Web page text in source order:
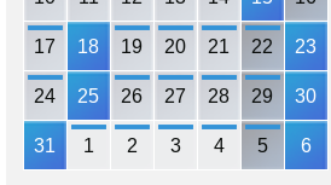
17 18 19 20 21 22 23
24 25 26 27 28 29 30
31 1 2 3 4 5 6